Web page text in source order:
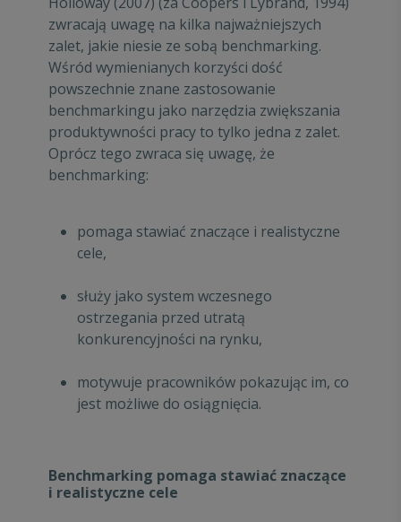
zwracają uwagę na kilka najważniejszych
zalet, jakie niesie ze sobą benchmarking.
Wśród wymienianych korzyści dość
powszechnie znane zastosowanie
benchmarkingu jako narzędzia zwiększania
produktywności pracy to tylko jedna z zalet.
Oprócz tego zwraca się uwagę, że
benchmarking:
pomaga stawiać znaczące i realistyczne
cele,
służy jako system wczesnego
ostrzegania przed utratą
konkurencyjności na rynku,
motywuje pracowników pokazując im, co
jest możliwe do osiągnięcia.
Benchmarking pomaga stawiać znaczące
i realistyczne cele